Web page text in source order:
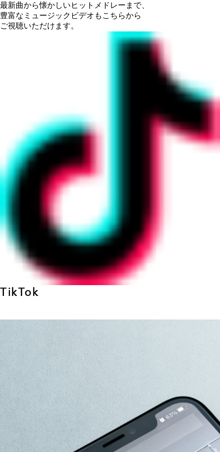
最新曲から懐かしいヒットメドレーまで、
豊富なミュージックビデオもこちらから
ご視聴いただけます。
TikTok